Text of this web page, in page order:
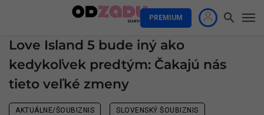
PREMIUM
Love Island 5 bude iný ako
kedykoľvek predtým: Čakajú nás
tieto veľké zmeny
AKTUÁLNE/ŠOUBIZNIS SLOVENSKÝ ŠOUBIZNIS